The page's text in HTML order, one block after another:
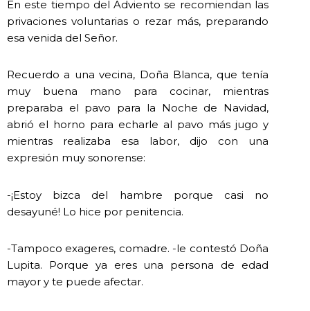
En este tiempo del Adviento se recomiendan las
privaciones voluntarias o rezar más, preparando
esa venida del Señor.
Recuerdo a una vecina, Doña Blanca, que tenía
muy buena mano para cocinar, mientras
preparaba el pavo para la Noche de Navidad,
abrió el horno para echarle al pavo más jugo y
mientras realizaba esa labor, dijo con una
expresión muy sonorense:
-¡Estoy bizca del hambre porque casi no
desayuné! Lo hice por penitencia.
-Tampoco exageres, comadre. -le contestó Doña
Lupita. Porque ya eres una persona de edad
mayor y te puede afectar.